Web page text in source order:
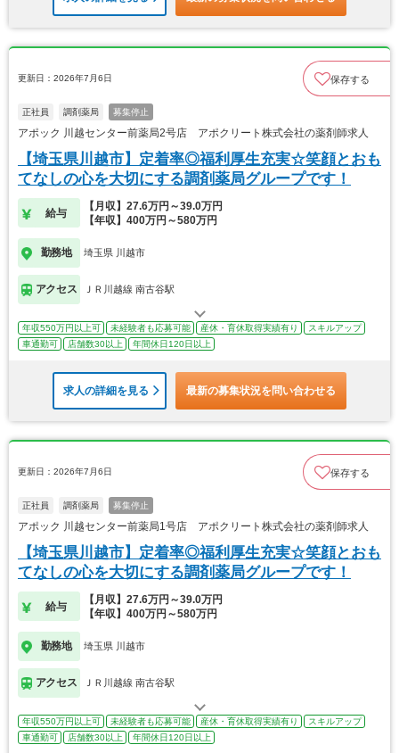
更新日：2026年7月6日 保存する
正社員 調剤薬局 募集停止
アポック 川越センター前薬局2号店 アポクリート株式会社の薬剤師求人
【埼玉県川越市】定着率◎福利厚生充実☆笑顔とおも
てなしの心を大切にする調剤薬局グループです！
給与
【月収】27.6万円～39.0万円
【年収】400万円～580万円
勤務地 埼玉県 川越市
アクセス ＪＲ川越線 南古谷駅
年収550万円以上可 未経験者も応募可能 産休・育休取得実績有り
スキルアップ
車通勤可
店舗数30以上 年間休日120日以上
求人の詳細を見る 最新の募集状況を問い合わせる
更新日：2026年7月6日 保存する
正社員 調剤薬局 募集停止
アポック 川越センター前薬局1号店 アポクリート株式会社の薬剤師求人
【埼玉県川越市】定着率◎福利厚生充実☆笑顔とおも
てなしの心を大切にする調剤薬局グループです！
給与
【月収】27.6万円～39.0万円
【年収】400万円～580万円
勤務地 埼玉県 川越市
アクセス ＪＲ川越線 南古谷駅
年収550万円以上可 未経験者も応募可能 産休・育休取得実績有り
スキルアップ
車通勤可
店舗数30以上 年間休日120日以上